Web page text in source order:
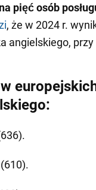
pięć osób
, że w 2024 r.
angielskiego,